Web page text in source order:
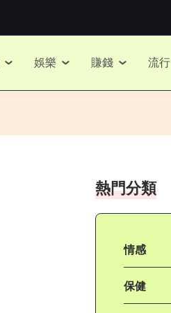
娛樂 賺錢 流行
熱門分類
情感
保健